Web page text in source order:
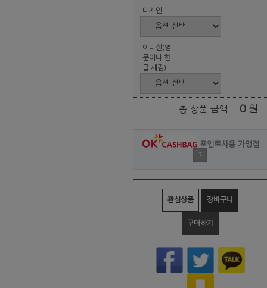
디자인
이니셜(영
문이나 한
글 새김)
총 상품 금액 0 원
포인트사용 가맹점
?
관심상품 장바구니
구매하기